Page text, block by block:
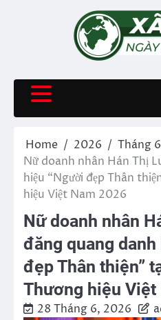
Home 2026 Tháng 6
Nữ doanh nhân Hán Thị
hiệu “Người đẹp Thân
hiệu Việt Nam 2026
Nữ doanh nhân
đăng quang
đẹp Thân thiện”
Thương hiệu Việt
28 Tháng 6, 2026